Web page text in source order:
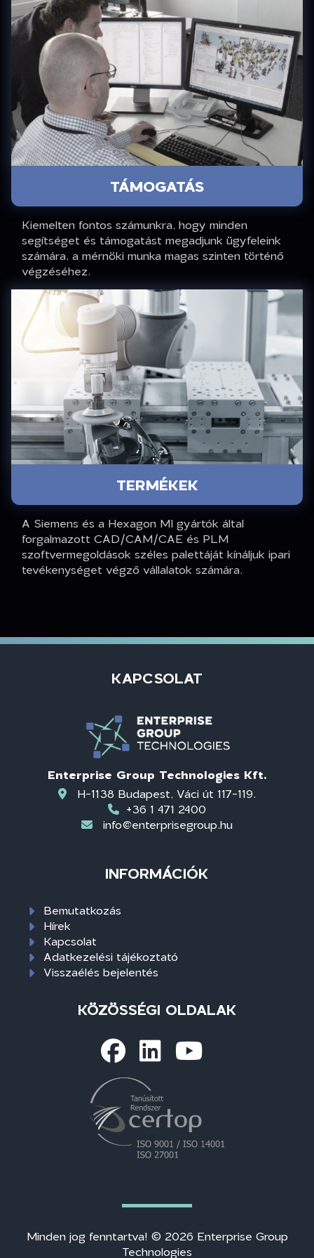
TÁMOGATÁS
Kiemelten fontos számunkra, hogy minden
segítséget és támogatást megadjunk ügyfeleink
számára, a mérnöki munka magas szinten történő
végzéséhez.
TERMÉKEK
A Siemens és a Hexagon MI gyártók által
forgalmazott CAD/CAM/CAE és PLM
szoftvermegoldások széles palettáját kínáljuk ipari
tevékenységet végző vállalatok számára.
KAPCSOLAT
Enterprise Group Technologies Kft.
H-1138 Budapest, Váci út 117-119.
+36 1 471 2400
info@enterprisegroup.hu
INFORMÁCIÓK
Bemutatkozás
Hírek
Kapcsolat
Adatkezelési tájékoztató
Visszaélés bejelentés
KÖZÖSSÉGI OLDALAK
Minden jog fenntartva! © 2026 Enterprise Group
Technologies